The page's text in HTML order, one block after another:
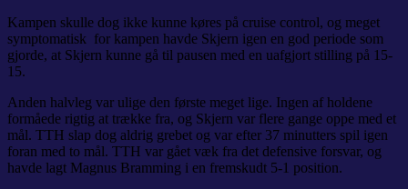
Kampen skulle dog ikke kunne køres på cruise control, og meget
symptomatisk for kampen havde Skjern igen en god periode som
gjorde, at Skjern kunne gå til pausen med en uafgjort stilling på 15-
15.
Anden halvleg var ulige den første meget lige. Ingen af holdene
formåede rigtig at trække fra, og Skjern var flere gange oppe med et
mål. TTH slap dog aldrig grebet og var efter 37 minutters spil igen
foran med to mål. TTH var gået væk fra det defensive forsvar, og
havde lagt Magnus Bramming i en fremskudt 5-1 position.